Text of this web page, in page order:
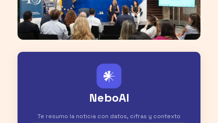
𒀭
NeboAI
Te resumo la noticia con datos, cifras y contexto